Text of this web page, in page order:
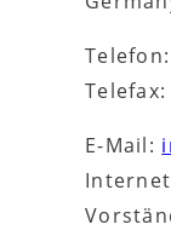
E-Mail: